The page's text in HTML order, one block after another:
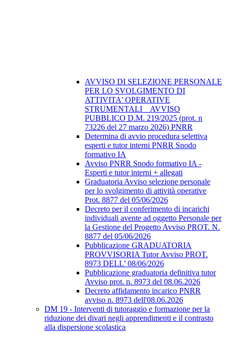
AVVISO DI SELEZIONE PERSONALE
PER LO SVOLGIMENTO DI
ATTIVITA' OPERATIVE
STRUMENTALI _ AVVISO
PUBBLICO D.M. 219/2025 (prot. n
73226 del 27 marzo 2026) PNRR
Determina di avvio procedura selettiva
esperti e tutor interni PNRR Snodo
formativo IA
Avviso PNRR Snodo formativo IA -
Esperti e tutor interni + allegati
Graduatoria Avviso selezione personale
per lo svolgimento di attività operative
Prot. 8877 del 05/06/2026
Decreto per il conferimento di incarichi
individuali avente ad oggetto Personale per
la Gestione del Progetto Avviso PROT. N.
8877 del 05/06/2026
Pubblicazione GRADUATORIA
PROVVISORIA Tutor Avviso PROT.
8973 DELL’ 08/06/2026
Pubblicazione graduatoria definitiva tutor
Avviso prot. n. 8973 del 08.06.2026
Decreto affidamento incarico PNRR
avviso n. 8973 dell'08.06.2026
DM 19 - Interventi di tutoraggio e formazione per la
riduzione dei divari negli apprendimenti e il contrasto
alla dispersione scolastica